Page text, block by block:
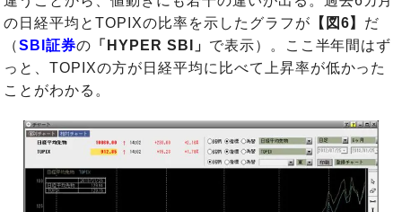
の日経平均とTOPIXの比率を示したグラフが 【図6】 だ
（SBI証券の 「HYPER SBI」 で表示）。ここ半年間はず
っと、TOPIXの方が日経平均に比べて上昇率が低かった
ことがわかる。